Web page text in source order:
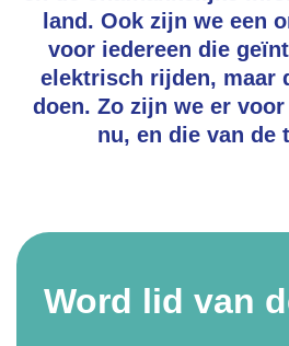
land. Ook zijn we een
voor iedereen die
elektrisch rijden, maar
doen. Zo zijn we er
nu, en die van de
Word lid van